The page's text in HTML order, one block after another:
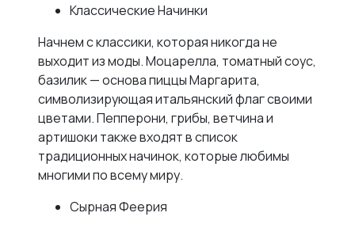
Классические Начинки
Начнем с классики, которая никогда не
выходит из моды. Моцарелла, томатный соус,
базилик — основа пиццы Маргарита,
символизирующая итальянский флаг своими
цветами. Пепперони, грибы, ветчина и
артишоки также входят в список
традиционных начинок, которые любимы
многими по всему миру.
Сырная Феерия